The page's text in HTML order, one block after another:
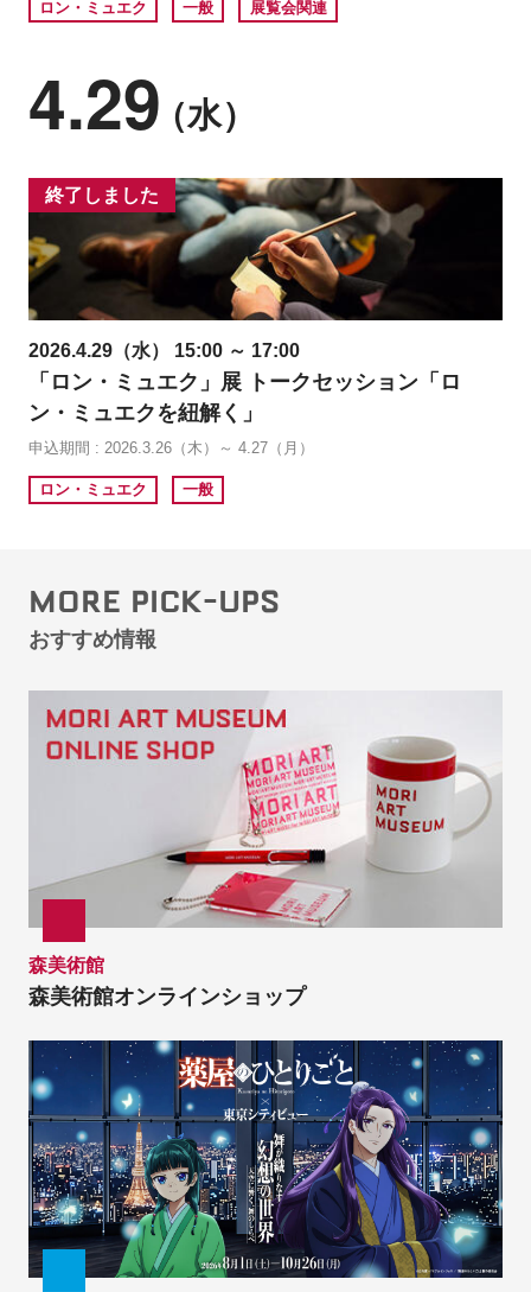
ロン・ミュエク 一般 展覧会関連
4.29（水）
終了しました
2026.4.29（水） 15:00 ～ 17:00
「ロン・ミュエク」展 トークセッション「ロ
ン・ミュエクを紐解く」
申込期間 : 2026.3.26（木）～ 4.27（月）
ロン・ミュエク 一般
MORE PICK-UPS
おすすめ情報
森美術館
森美術館オンラインショップ